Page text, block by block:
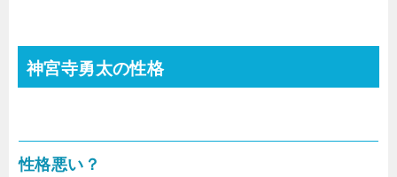
神宮寺勇太の性格
性格悪い？